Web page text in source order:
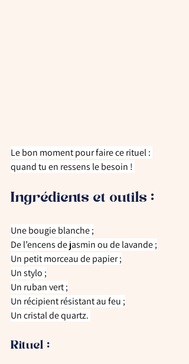
Le bon moment pour faire ce rituel :
quand tu en ressens le besoin !
Ingrédients et outils :
Une bougie blanche ;
De l’encens de jasmin ou de lavande ;
Un petit morceau de papier ;
Un stylo ;
Un ruban vert ;
Un récipient résistant au feu ;
Un cristal de quartz.
Rituel :